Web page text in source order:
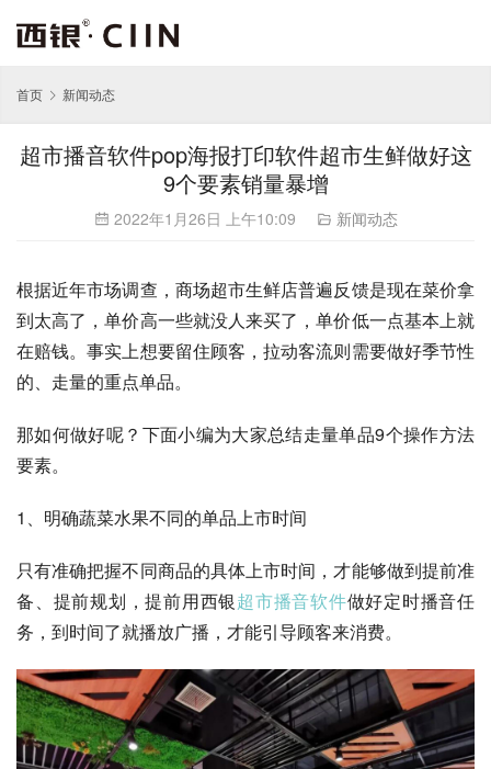
首页 新闻动态
超市播音软件pop海报打印软件超市生鲜做好这
9个要素销量暴增
2022年1月26日 上午10:09 新闻动态
根据近年市场调查，商场超市生鲜店普遍反馈是现在菜价拿
到太高了，单价高一些就没人来买了，单价低一点基本上就
在赔钱。事实上想要留住顾客，拉动客流则需要做好季节性
的、走量的重点单品。
那如何做好呢？下面小编为大家总结走量单品9个操作方法
要素。
1、明确蔬菜水果不同的单品上市时间
只有准确把握不同商品的具体上市时间，才能够做到提前准
备、提前规划，提前用西银超市播音软件做好定时播音任
务，到时间了就播放广播，才能引导顾客来消费。